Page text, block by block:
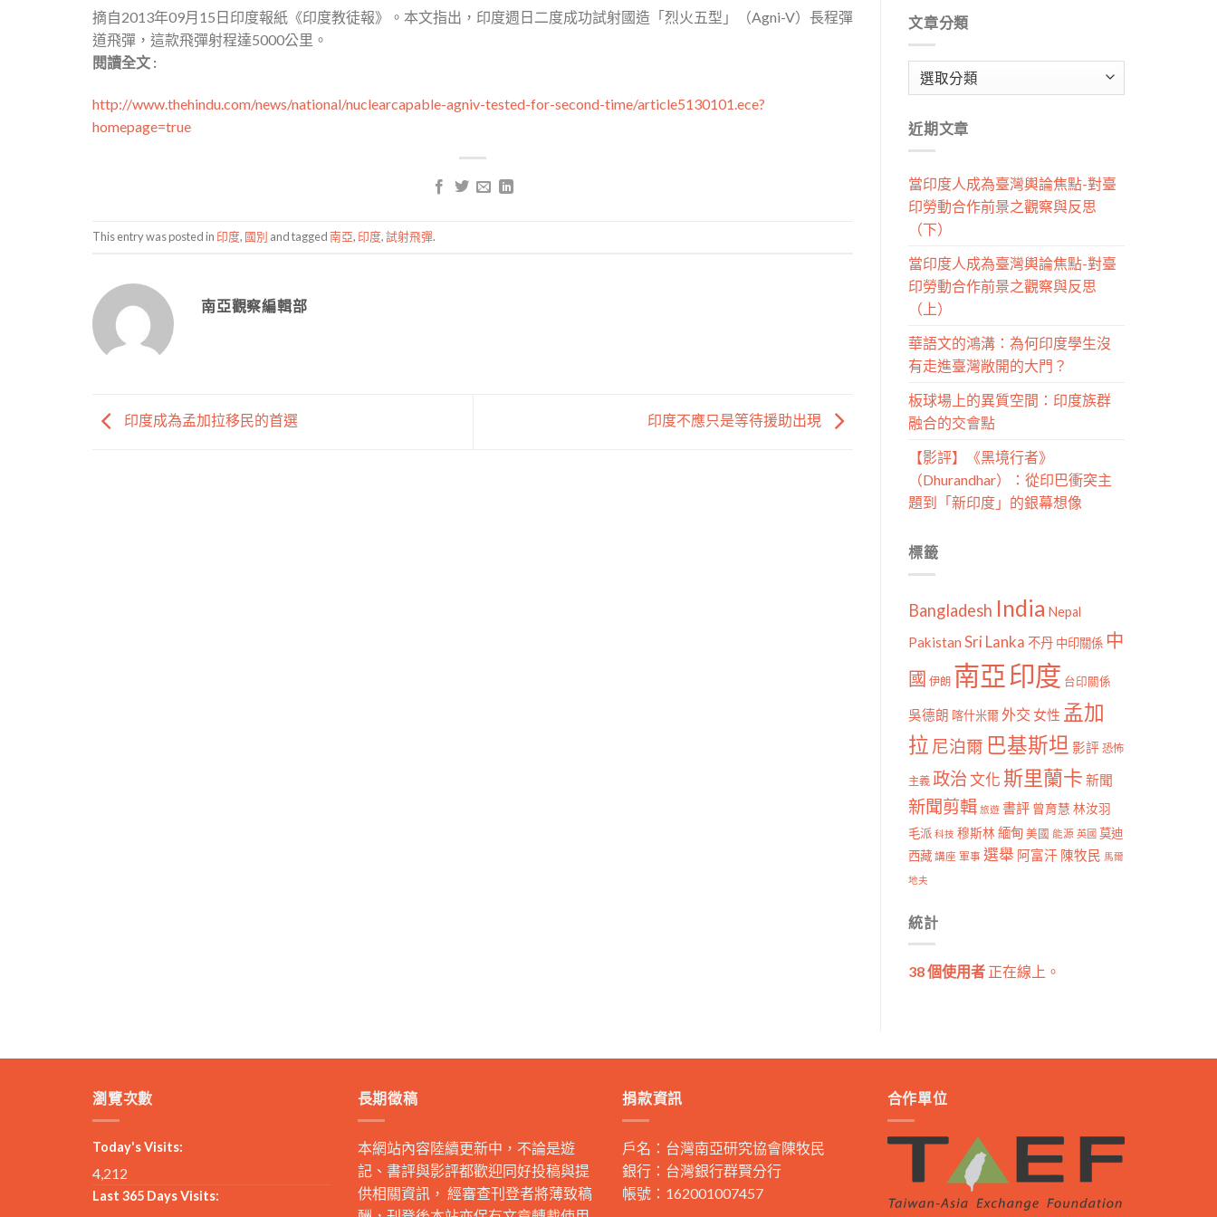
摘自2013年09月15日印度報紙《印度教徒報》。本文指出，印度週日二度成功試射國造「烈火五型」（Agni-V）長程彈
道飛彈，這款飛彈射程達5000公里。
閱讀全文 :
http://www.thehindu.com/news/national/nuclearcapable-agniv-tested-for-second-time/article5130101.ece?
homepage=true
This entry was posted in 印度, 國別 and tagged南亞, 印度,試射飛彈.
南亞觀察編輯部
印度成為孟加拉移民的首選 印度不應只是等待援助出現
文章分類
章
類
近期文章
當印度人成為臺灣輿論焦點-對臺
印勞動合作前景之觀察與反思
（下）
當印度人成為臺灣輿論焦點-對臺
印勞動合作前景之觀察與反思
（上）
華語文的鴻溝：為何印度學生沒
有走進臺灣敞開的大門？
板球場上的異質空間：印度族群
融合的交會點
【影評】《黑境行者》
（Dhurandhar）：從印巴衝突主
題到「新印度」的銀幕想像
標籤
Bangladesh India Nepal
Pakistan Sri Lanka 不丹 中印關係 中
國 伊朗 南亞印度 台印關係
吳德朗 喀什米爾外交 女性 孟加
拉 尼泊爾 巴基斯坦 影評 恐怖
主義 政治文化斯里蘭卡 新聞
新聞剪輯 旅遊 書評 曾育慧 林汝羽
毛派 科技 穆斯林 緬甸 美國 能源 英國 莫迪
西藏 講座 軍事 選舉 阿富汗 陳牧民 馬爾
地夫
統計
38 個使用者 正在線上。
瀏覽次數
Today's Visits:
4,212
Last 365 Days Visits:
長期徵稿
本網站內容陸續更新中，不論是遊
記、書評與影評都歡迎同好投稿與提
供相關資訊， 經審查刊登者將薄致稿
捐款資訊
戶名：台灣南亞研究協會陳牧民
銀行：台灣銀行群賢分行
帳號：162001007457
合作單位